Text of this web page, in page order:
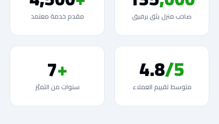
صاحب منزل يثق برفيق مقدم خدمة معتمد
4.8/5
متوسط تقييم العملاء +
7
سنوات من التميّز